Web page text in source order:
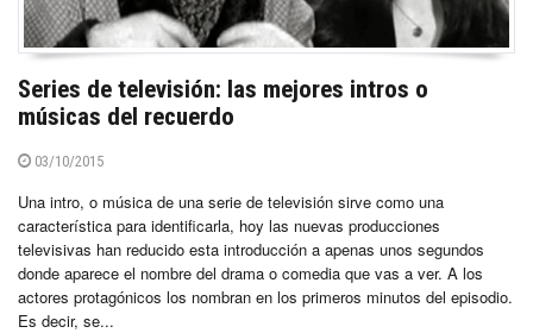
Series de televisión: las mejores intros o
músicas del recuerdo
03/10/2015
Una intro, o música de una serie de televisión sirve como una
característica para identificarla, hoy las nuevas producciones
televisivas han reducido esta introducción a apenas unos segundos
donde aparece el nombre del drama o comedia que vas a ver. A los
actores protagónicos los nombran en los primeros minutos del episodio.
Es decir, se...